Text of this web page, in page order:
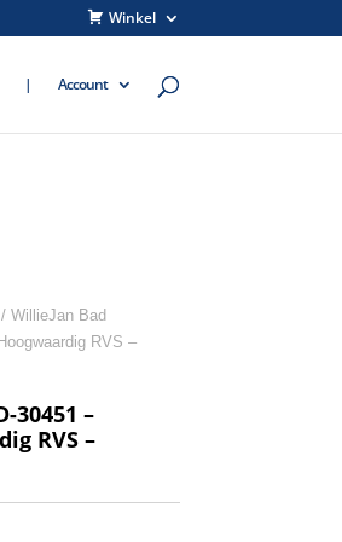
Winkel
| Account
/ WillieJan Bad
RVS –
30451 –
RVS –